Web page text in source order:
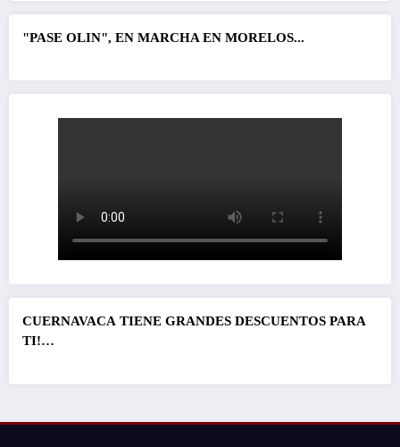
"PASE OLIN", EN MARCHA EN MORELOS...
CUERNAVACA TIENE GRANDES DESCUENTOS PARA
TI!…